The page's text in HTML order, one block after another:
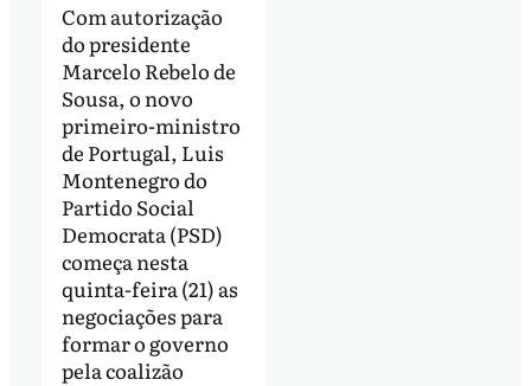
Com autorização
do presidente
Marcelo Rebelo de
Sousa, o novo
primeiro-ministro
de Portugal, Luis
Montenegro do
Partido Social
Democrata (PSD)
começa nesta
quinta-feira (21) as
negociações para
formar o governo
pela coalizão